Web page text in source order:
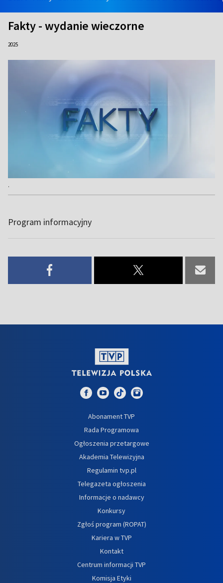
Fakty - wydanie wieczorne
2025
.
Program informacyjny
Abonament TVP
Rada Programowa
Ogłoszenia przetargowe
Akademia Telewizyjna
Regulamin tvp.pl
Telegazeta ogłoszenia
Informacje o nadawcy
Konkursy
Zgłoś program (ROPAT)
Kariera w TVP
Kontakt
Centrum informacji TVP
Komisja Etyki